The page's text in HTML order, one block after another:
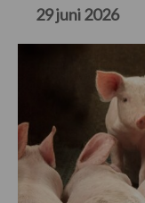
29 juni 2026